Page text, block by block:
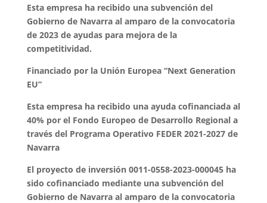
Esta empresa ha recibido una subvención del
Gobierno de Navarra al amparo de la convocatoria
de 2023 de ayudas para mejora de la
competitividad.
Financiado por la Unión Europea “Next Generation
EU”
Esta empresa ha recibido una ayuda cofinanciada al
40% por el Fondo Europeo de Desarrollo Regional a
través del Programa Operativo FEDER 2021-2027 de
Navarra
El proyecto de inversión 0011-0558-2023-000045 ha
sido cofinanciado mediante una subvención del
Gobierno de Navarra al amparo de la convocatoria